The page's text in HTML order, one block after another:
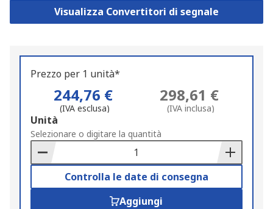
Visualizza Convertitori di segnale
Prezzo per 1 unità*
244,76 €
(IVA esclusa)
298,61 €
(IVA inclusa)
Add
to
Basket
Unità
Selezionare o digitare la quantità
Controlla le date di consegna
Aggiungi